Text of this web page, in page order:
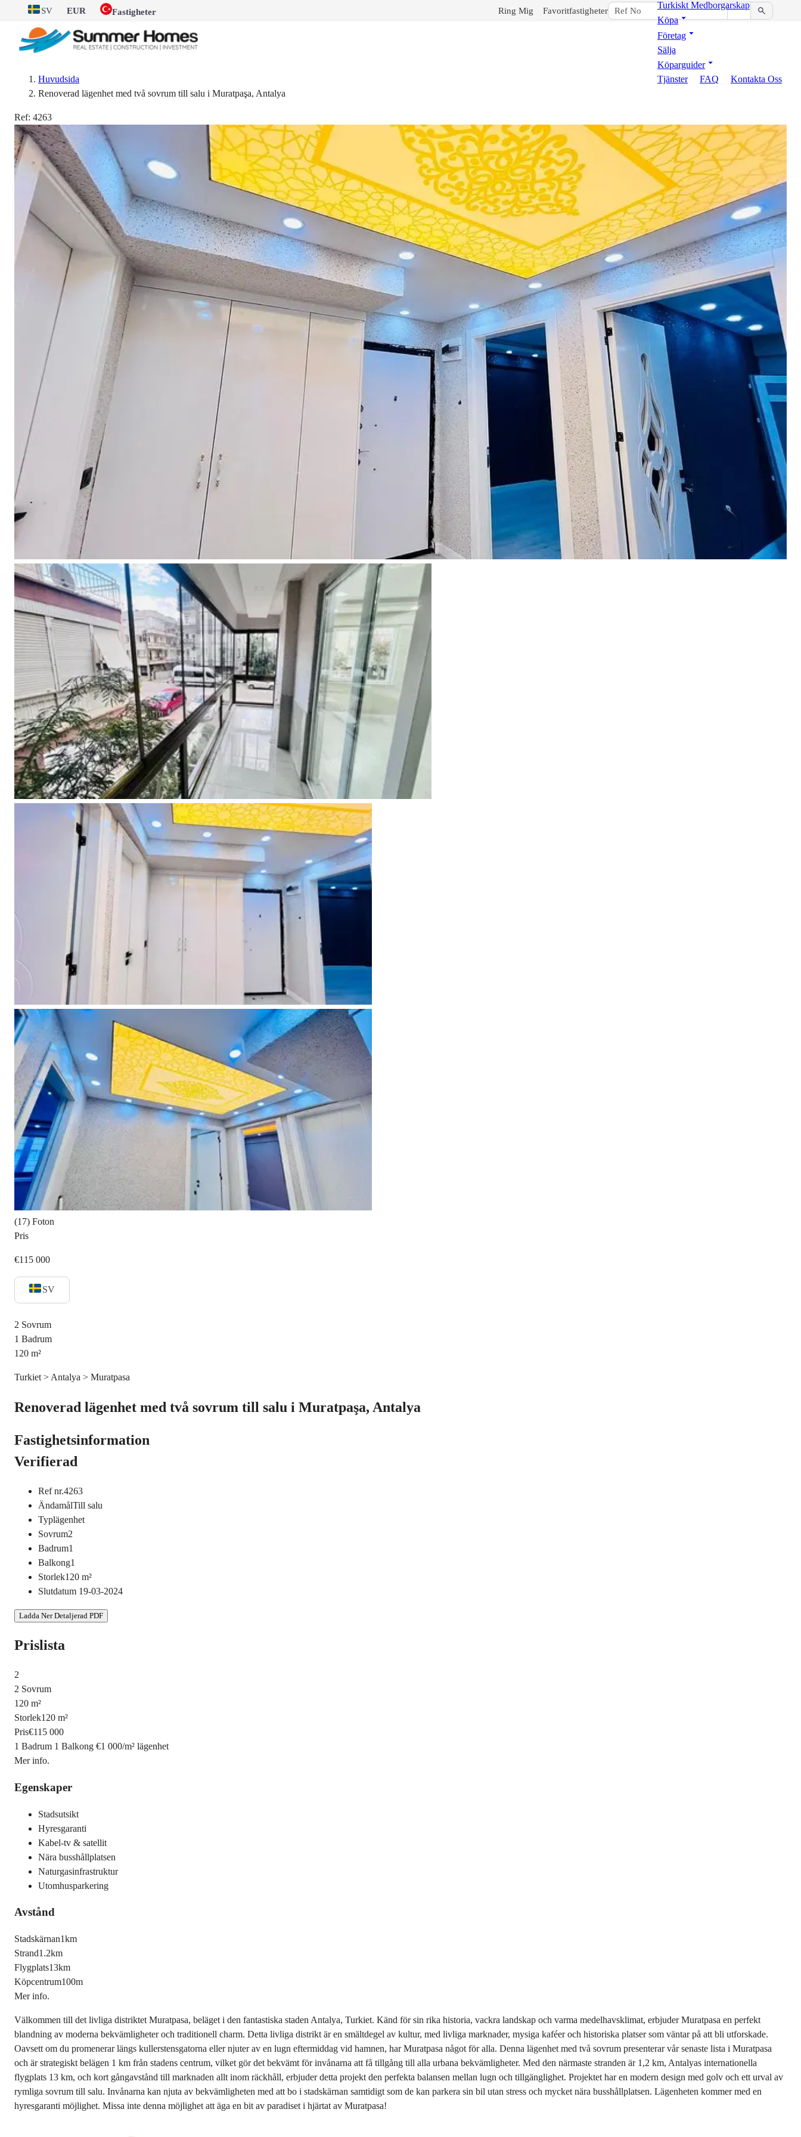
SV EUR Fastigheter Ring Mig Favoritfastigheter
Turkiskt Medborgarskap
Köpa
Företag
Sälja
Köparguider
Tjänster
FAQ Kontakta Oss
Huvudsida
Renoverad lägenhet med två sovrum till salu i Muratpaşa, Antalya
Ref: 4263
(17) Foton
Pris
€115 000
SV
2 Sovrum
1 Badrum
120 m²
Turkiet > Antalya > Muratpasa
Renoverad lägenhet med två sovrum till salu i Muratpaşa, Antalya
Fastighetsinformation
Verifierad
Ref nr.4263
ÄndamålTill salu
Typlägenhet
Sovrum2
Badrum1
Balkong1
Storlek120 m²
Slutdatum 19-03-2024
Ladda Ner Detaljerad PDF
Prislista
2
2 Sovrum
120 m²
Storlek120 m²
Pris€115 000
1 Badrum 1 Balkong €1 000/m² lägenhet
Mer info.
Egenskaper
Stadsutsikt
Hyresgaranti
Kabel-tv & satellit
Nära busshållplatsen
Naturgasinfrastruktur
Utomhusparkering
Avstånd
Stadskärnan1km
Strand1.2km
Flygplats13km
Köpcentrum100m
Mer info.
Välkommen till det livliga distriktet Muratpasa, beläget i den fantastiska staden Antalya, Turkiet. Känd för sin rika historia, vackra landskap och varma medelhavsklimat, erbjuder Muratpasa en perfekt
blandning av moderna bekvämligheter och traditionell charm. Detta livliga distrikt är en smältdegel av kultur, med livliga marknader, mysiga kaféer och historiska platser som väntar på att bli utforskade.
Oavsett om du promenerar längs kullerstensgatorna eller njuter av en lugn eftermiddag vid hamnen, har Muratpasa något för alla. Denna lägenhet med två sovrum presenterar vår senaste lista i Muratpasa
och är strategiskt belägen 1 km från stadens centrum, vilket gör det bekvämt för invånarna att få tillgång till alla urbana bekvämligheter. Med den närmaste stranden är 1,2 km, Antalyas internationella
flygplats 13 km, och kort gångavstånd till marknaden allt inom räckhåll, erbjuder detta projekt den perfekta balansen mellan lugn och tillgänglighet. Projektet har en modern design med golv och ett urval av
rymliga sovrum till salu. Invånarna kan njuta av bekvämligheten med att bo i stadskärnan samtidigt som de kan parkera sin bil utan stress och mycket nära busshållplatsen. Lägenheten kommer med en
hyresgaranti möjlighet. Missa inte denna möjlighet att äga en bit av paradiset i hjärtat av Muratpasa!